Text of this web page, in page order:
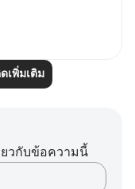
เพิ่มเติม
วกับข้อความนี้